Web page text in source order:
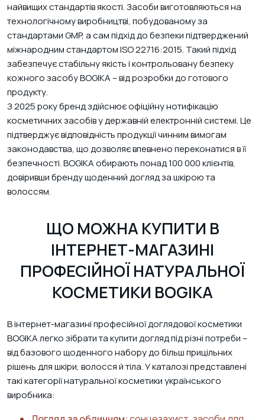
найвищих стандартів якості. Засоби виготовляються на
технологічному виробництві, побудованому за
стандартами GMP, а сам підхід до безпеки підтверджений
міжнародним стандартом ISO 22716:2015. Такий підхід
забезпечує стабільну якість і контрольовану безпеку
кожного засобу BOGIKA – від розробки до готового
продукту.
З 2025 року бренд здійснює офіційну нотифікацію
косметичних засобів у державній електронній системі. Це
підтверджує відповідність продукції чинним вимогам
законодавства, що дозволяє впевнено переконатися в її
безпечності. BOGIKA обирають понад 100 000 клієнтів,
довіривши бренду щоденний догляд за шкірою та
волоссям.
ЩО МОЖНА КУПИТИ В
ІНТЕРНЕТ-МАГАЗИНІ
ПРОФЕСІЙНОЇ НАТУРАЛЬНОЇ
КОСМЕТИКИ BOGIKA
В інтернет-магазині професійної доглядової косметики
BOGIKA легко зібрати та купити догляд під різні потреби –
від базового щоденного набору до більш прицільних
рішень для шкіри, волосся й тіла. У каталозі представлені
такі категорії натуральної косметики українського
виробника: